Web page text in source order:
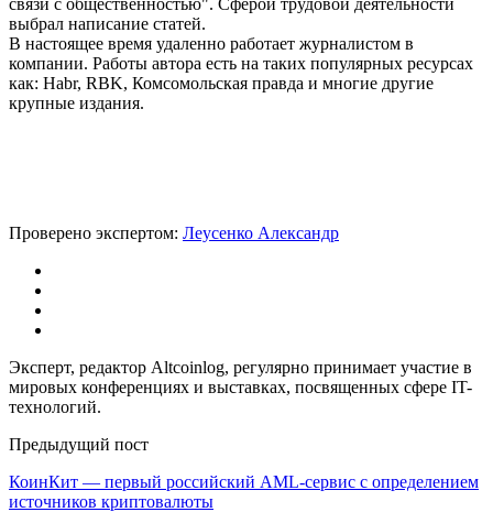
связи с общественностью". Сферой трудовой деятельности
выбрал написание статей.
В настоящее время удаленно работает журналистом в
компании. Работы автора есть на таких популярных ресурсах
как: Habr, RBK, Комсомольская правда и многие другие
крупные издания.
Проверено экспертом: Леусенко Александр
Эксперт, редактор Altcoinlog, регулярно принимает участие в
мировых конференциях и выставках, посвященных сфере IT-
технологий.
Предыдущий пост
КоинКит — первый российский AML-сервис с определением
источников криптовалюты